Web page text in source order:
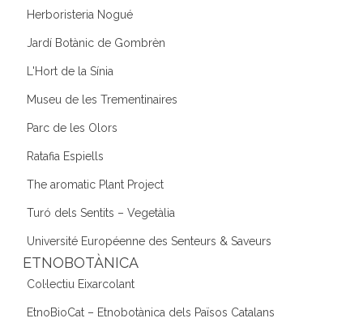
Herboristeria Nogué
Jardí Botànic de Gombrèn
L'Hort de la Sínia
Museu de les Trementinaires
Parc de les Olors
Ratafia Espiells
The aromatic Plant Project
Turó dels Sentits – Vegetàlia
Université Européenne des Senteurs & Saveurs
ETNOBOTÀNICA
Col·lectiu Eixarcolant
EtnoBioCat – Etnobotànica dels Països Catalans